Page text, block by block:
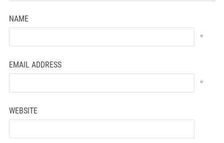
NAME
*
EMAIL ADDRESS
*
WEBSITE